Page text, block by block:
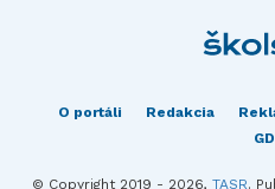
O portáli Redakcia
© Copyright 2019 - 2026, TASR.